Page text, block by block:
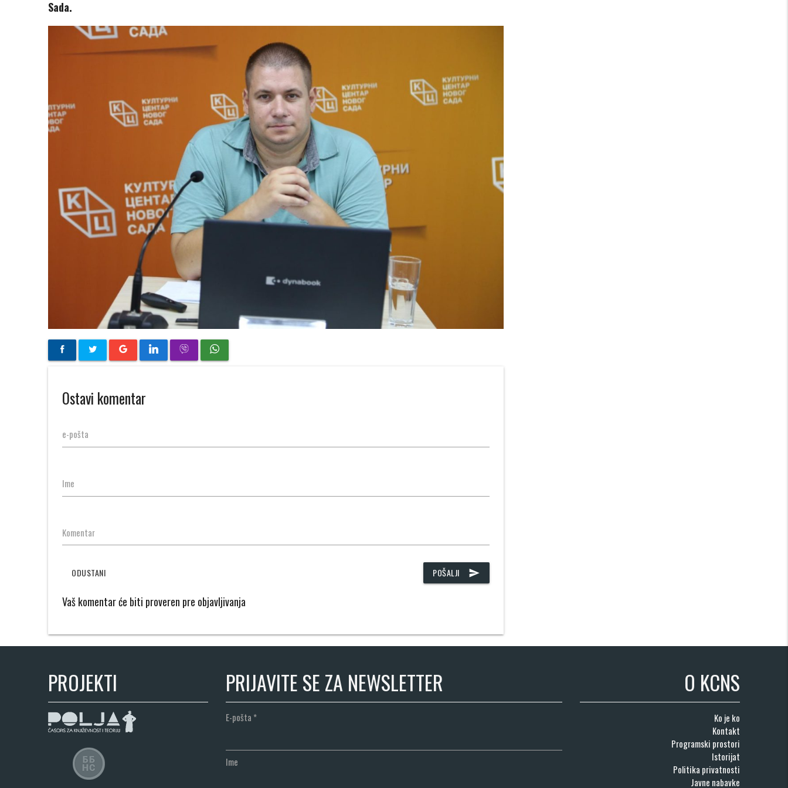
Sada.
Ostavi komentar
e-pošta
Ime
Komentar
POŠALJI send
ODUSTANI
Vaš komentar će biti proveren pre objavljivanja
PROJEKTI PRIJAVITE SE ZA NEWSLETTER
E-pošta *
Ime
O KCNS
Ko je ko
Kontakt
Programski prostori
Istorijat
Politika privatnosti
Javne nabavke